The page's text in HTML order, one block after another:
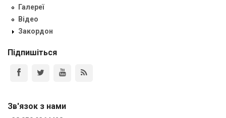
Галереї
Відео
Закордон
Підпишіться
Зв'язок з нами